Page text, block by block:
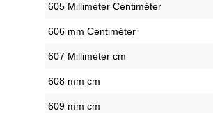
605 Milliméter Centiméter
606 mm Centiméter
607 Milliméter cm
608 mm cm
609 mm cm